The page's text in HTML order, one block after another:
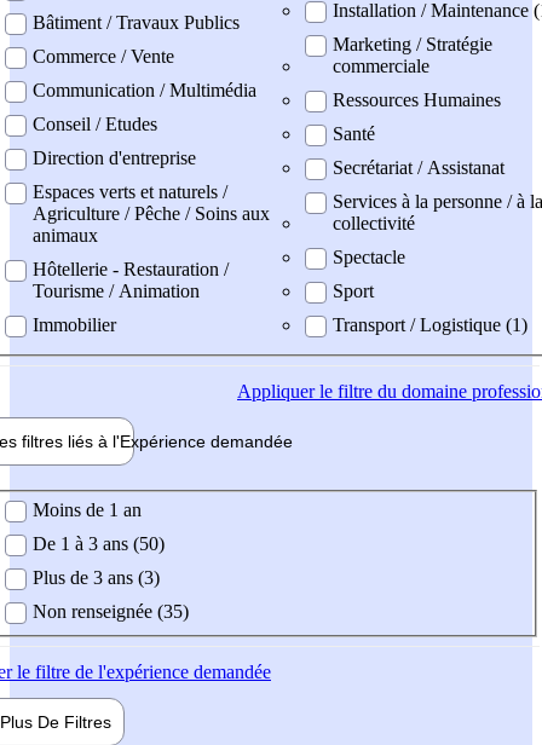
Bâtiment / Travaux Publics
Commerce / Vente
Communication / Multimédia
Conseil / Etudes
Direction d'entreprise
Espaces verts et naturels /
Agriculture / Pêche / Soins aux
animaux
Hôtellerie - Restauration /
Tourisme / Animation
Immobilier
Installation / Maintenance
Marketing / Stratégie
commerciale
Ressources Humaines
Santé
Secrétariat / Assistanat
Services à la personne / à la
collectivité
Spectacle
Sport
Transport / Logistique (1)
Appliquerle filtre du domaine
filtres liés à l'Expérience demandée
demandée
Moins de 1 an
De 1 à 3 ans (50)
Plus de 3 ans (3)
Non renseignée (35)
le filtre de l'expérience demandée
Plus De Filtres